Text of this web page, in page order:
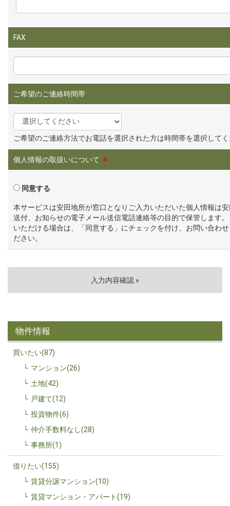
FAX
ご希望のご連絡時間帯
ご希望のご連絡方法でお電話を選択された方は時間帯を選択して
個人情報の取扱いについて ※
同意する
本サービスは安田地所が窓口となりご入力いただいた個人情報は
送付、お知らせの電子メール送信電話連絡等の目的で保管します
いただける場合は、「同意する」にチェックを付け、お問い合わ
ださい。
物件情報
買いたい(87)
マンション(26)
土地(42)
戸建て(12)
投資物件(6)
仲介手数料なし(28)
事務所(1)
借りたい(155)
賃貸分譲マンション(10)
賃貸マンション・アパート(19)